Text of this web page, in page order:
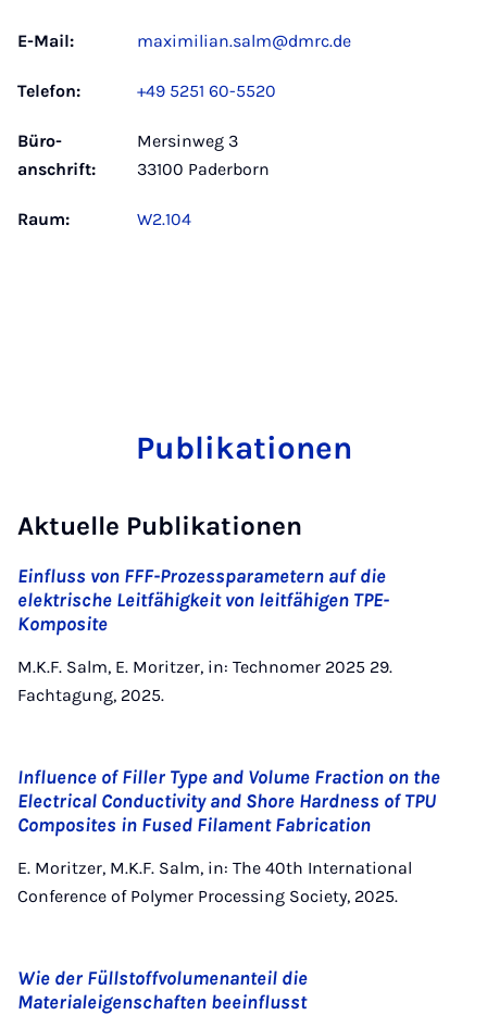
E-Mail: maximilian.salm@dmrc.de
Telefon: +49 5251 60-5520
Büro­
anschrift:
Mersinweg 3
33100 Paderborn
Raum: W2.104
Publikationen
Aktuelle Publikationen
Einfluss von FFF-Prozessparametern auf die
elektrische Leitfähigkeit von leitfähigen TPE-
Komposite
M.K.F. Salm, E. Moritzer, in: Technomer 2025 29.
Fachtagung, 2025.
Influence of Filler Type and Volume Fraction on the
Electrical Conductivity and Shore Hardness of TPU
Composites in Fused Filament Fabrication
E. Moritzer, M.K.F. Salm, in: The 40th International
Conference of Polymer Processing Society, 2025.
Wie der Füllstoffvolumenanteil die
Materialeigenschaften beeinflusst